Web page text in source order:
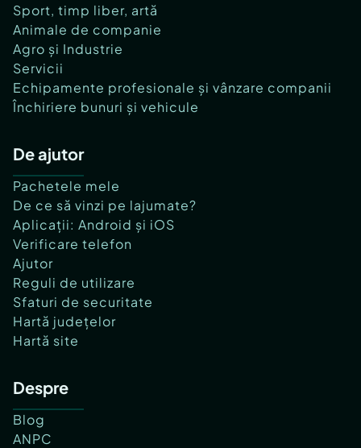
Sport, timp liber, artă
Animale de companie
Agro și Industrie
Servicii
Echipamente profesionale și vânzare companii
Închiriere bunuri și vehicule
De ajutor
Pachetele mele
De ce să vinzi pe lajumate?
Aplicații: Android și iOS
Verificare telefon
Ajutor
Reguli de utilizare
Sfaturi de securitate
Hartă județelor
Hartă site
Despre
Blog
ANPC